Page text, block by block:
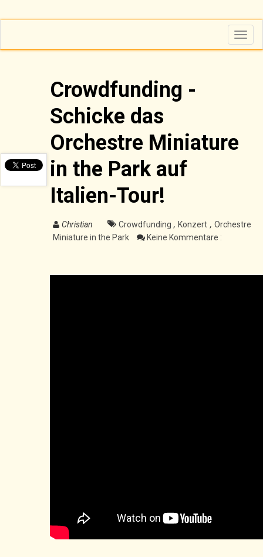
T
o
g
Crowdfunding -
Schicke das
Orchestre Miniature
in the Park auf
Italien-Tour!
Christian Crowdfunding, Konzert ,Orchestre
Miniature in the Park
Keine Kommentare :